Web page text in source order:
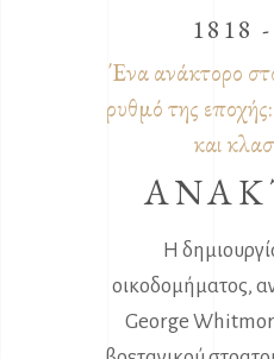
1818
Ένα ανάκτορο
ρυθμό της
και
Η
οικοδομήματος,
George